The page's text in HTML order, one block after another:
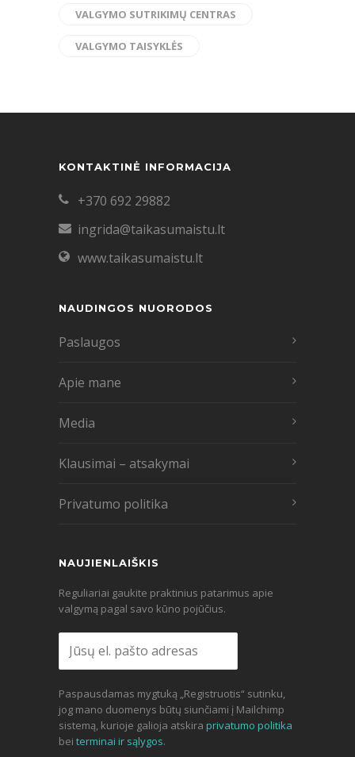
VALGYMO SUTRIKIMŲ CENTRAS
VALGYMO TAISYKLĖS
KONTAKTINĖ INFORMACIJA
+370 692 29882
ingrida@taikasumaistu.lt
www.taikasumaistu.lt
NAUDINGOS NUORODOS
Paslaugos
Apie mane
Media
Klausimai – atsakymai
Privatumo politika
NAUJIENLAIŠKIS
Reguliariai gaukite praktinius patarimus apie
valgymą pagal savo kūno pojūčius.
Paspausdamas mygtuką „Registruotis“ sutinku,
jog mano duomenys būtų siunčiami į Mailchimp
sistemą, kurioje galioja atskira privatumo politika
bei terminai ir sąlygos.